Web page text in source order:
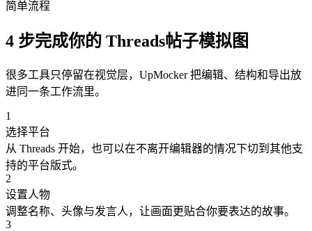
简单流程
4 步完成你的 Threads帖子模拟图
很多工具只停留在视觉层，UpMocker 把编辑、结构和导出放
进同一条工作流里。
1
选择平台
从 Threads 开始，也可以在不离开编辑器的情况下切到其他支
持的平台版式。
2
设置人物
调整名称、头像与发言人，让画面更贴合你要表达的故事。
3